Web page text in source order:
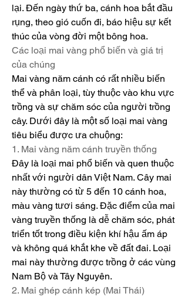
lại. Đến ngày thứ ba, cánh hoa bắt đầu
rụng, theo gió cuốn đi, báo hiệu sự kết
thúc của vòng đời một bông hoa.
Các loại mai vàng phổ biến và giá trị
của chúng
Mai vàng năm cánh có rất nhiều biến
thể và phân loại, tùy thuộc vào khu vực
trồng và sự chăm sóc của người trồng
cây. Dưới đây là một số loại mai vàng
tiêu biểu được ưa chuộng:
1. Mai vàng năm cánh truyền thống
Đây là loại mai phổ biến và quen thuộc
nhất với người dân Việt Nam. Cây mai
này thường có từ 5 đến 10 cánh hoa,
màu vàng tươi sáng. Đặc điểm của mai
vàng truyền thống là dễ chăm sóc, phát
triển tốt trong điều kiện khí hậu ấm áp
và không quá khắt khe về đất đai. Loại
mai này thường được trồng ở các vùng
Nam Bộ và Tây Nguyên.
2. Mai ghép cánh kép (Mai Thái)